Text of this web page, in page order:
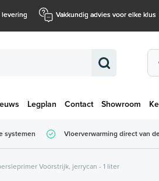
levering Vakkundig advies voor elke klus
Legplan Contact Showroom €
systemen Vloerverwarming direct van
Voorstrijk, jerrycan - 1 liter